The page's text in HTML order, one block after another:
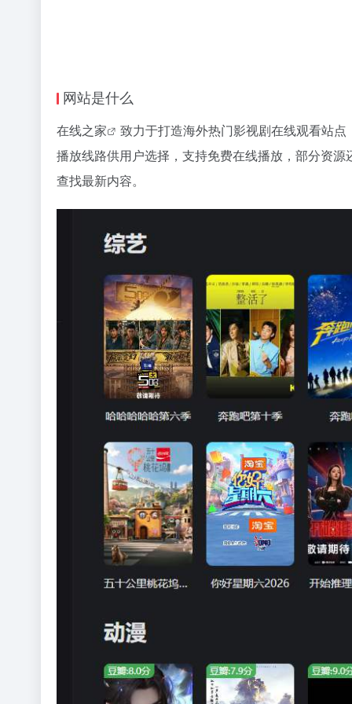
网站是什么
在线之家
致力于打造海外热门影视剧在线观看站
播放线路供用户选择，支持免费在线播放，部分资
查找最新内容。